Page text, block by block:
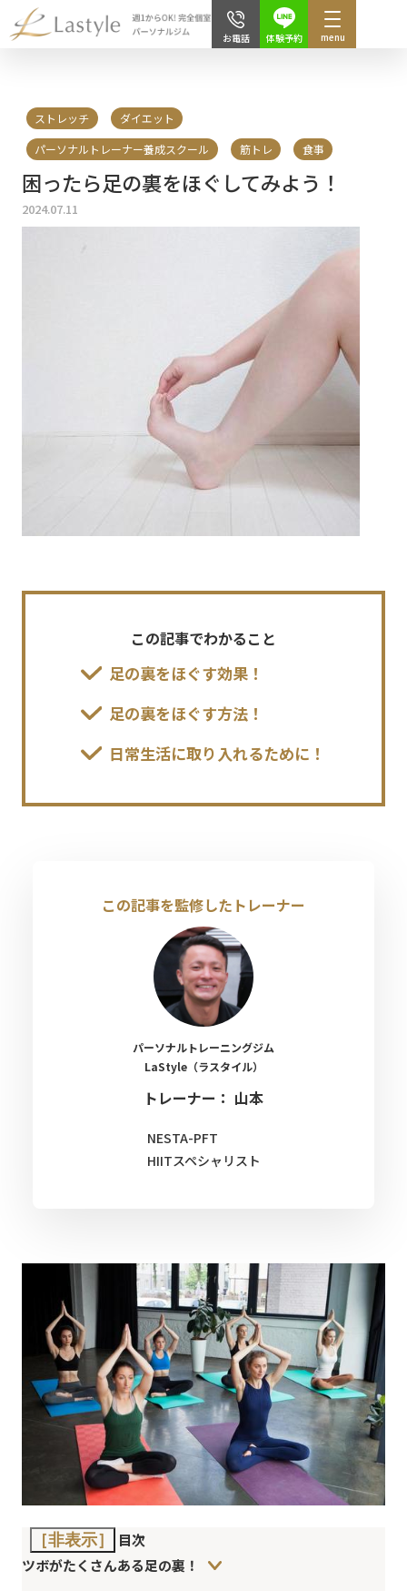
お電話 体験予約 menu
ストレッチ
ダイエット
パーソナルトレーナー養成スクール
筋トレ 食事
困ったら足の裏をほぐしてみよう！
2024.07.11
この記事でわかること
足の裏をほぐす効果！
足の裏をほぐす方法！
日常生活に取り入れるために！
この記事を監修したトレーナー
パーソナルトレーニングジム
LaStyle（ラスタイル）
トレーナー： 山本
NESTA-PFT
HIITスペシャリスト
［非表示］
目次
ツボがたくさんある足の裏！